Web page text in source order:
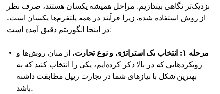
نزدیک‌تر نگاهی بیندازیم. مراحل همیشه یکسان هستند، صرف نظر
از روش استفاده شده، زیرا فرآیند در همه پلتفرم‌ها یکسان است.
در اینجا الگوریتم دقیق آمده است:
مرحله ۱: انتخاب یک استراتژی و نوع تجارت.
از میان روش‌ها و
رویکردهایی که در بالا ذکر کرده‌ایم، یکی را انتخاب کنید که به
بهترین شکل با نیازهای شما در تجارت ریپل مطابقت داشته
باشد.